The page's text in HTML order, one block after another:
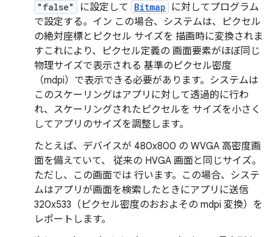
"false" に設定して Bitmap
に対してプログラム
で設定する。イン この場合、システムは、ピクセル
の絶対座標とピクセル サイズを 描画時に変換されま
すこれにより、ピクセル定義の 画面要素がほぼ同じ
物理サイズで表示される 基準のピクセル密度
（mdpi）で表示できる必要があります。システムは
このスケーリングはアプリに対して透過的に行わ
れ、スケーリングされたピクセルを サイズを小さく
してアプリのサイズを調整します。
たとえば、デバイスが 480x800 の WVGA 高密度画
面を備えていて、 従来の HVGA 画面と同じサイズ。
ただし、この画面では 行います。この場合、システ
ムはアプリが画面を検索したときにアプリに送信
320x533（ピクセル密度のおおよその mdpi 変換）を
レポートします。